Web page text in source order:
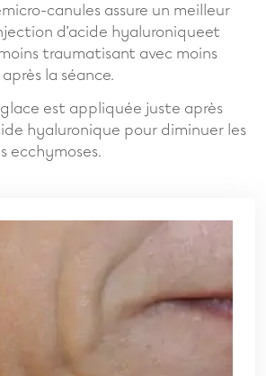
canules assure un meilleur
d’acide hyaluroniqueet
traumatisant avec moins
la séance.
est appliquée juste après
hyaluronique pour diminuer les
ecchymoses.